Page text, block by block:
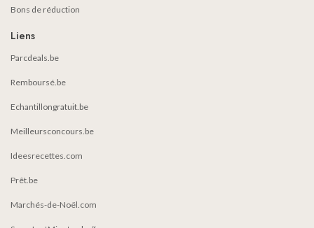
Bons de réduction
Liens
Parcdeals.be
Remboursé.be
Echantillongratuit.be
Meilleursconcours.be
Ideesrecettes.com
Prêt.be
Marchés-de-Noël.com